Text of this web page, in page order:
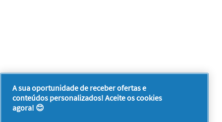
A sua oportunidade de receber ofertas e
conteúdos personalizados! Aceite os cookies
agora! 😊